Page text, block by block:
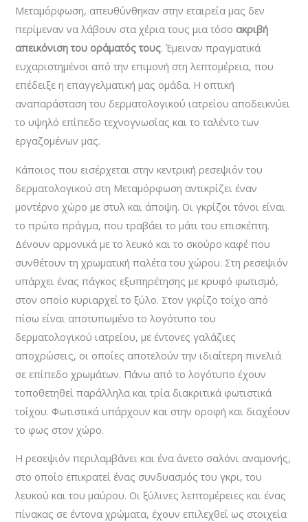
Μεταμόρφωση, απευθύνθηκαν στην εταιρεία μας δεν
περίμεναν να λάβουν στα χέρια τους μια τόσο ακριβή
απεικόνιση του οράματός τους. Έμειναν πραγματικά
ευχαριστημένοι από την επιμονή στη λεπτομέρεια, που
επέδειξε η επαγγελματική μας ομάδα. Η οπτική
αναπαράσταση του δερματολογικού ιατρείου αποδεικνύει
το υψηλό επίπεδο τεχνογνωσίας και το ταλέντο των
εργαζομένων μας.
Κάποιος που εισέρχεται στην κεντρική ρεσεψιόν του
δερματολογικού στη Μεταμόρφωση αντικρίζει έναν
μοντέρνο χώρο με στυλ και άποψη. Οι γκρίζοι τόνοι είναι
το πρώτο πράγμα, που τραβάει το μάτι του επισκέπτη.
Δένουν αρμονικά με το λευκό και το σκούρο καφέ που
συνθέτουν τη χρωματική παλέτα του χώρου. Στη ρεσεψιόν
υπάρχει ένας πάγκος εξυπηρέτησης με κρυφό φωτισμό,
στον οποίο κυριαρχεί το ξύλο. Στον γκρίζο τοίχο από
πίσω είναι αποτυπωμένο το λογότυπο του
δερματολογικού ιατρείου, με έντονες γαλάζιες
αποχρώσεις, οι οποίες αποτελούν την ιδιαίτερη πινελιά
σε επίπεδο χρωμάτων. Πάνω από το λογότυπο έχουν
τοποθετηθεί παράλληλα και τρία διακριτικά φωτιστικά
τοίχου. Φωτιστικά υπάρχουν και στην οροφή και διαχέουν
το φως στον χώρο.
Η ρεσεψιόν περιλαμβάνει και ένα άνετο σαλόνι αναμονής,
στο οποίο επικρατεί ένας συνδυασμός του γκρι, του
λευκού και του μαύρου. Οι ξύλινες λεπτομέρειες και ένας
πίνακας σε έντονα χρώματα, έχουν επιλεχθεί ως στοιχεία